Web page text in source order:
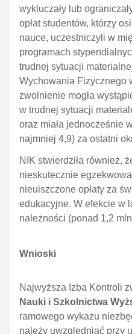
wykluczały lub
opłat studentów, którzy
nauce, uczestniczyli w
programach
trudnej sytuacji
Wychowania Fizycznego
zwolnienie mogła
w trudnej sytuacji
oraz miała jednocześnie
najmniej 4,9) za ostatni
NIK stwierdziła również,
nieskutecznie
nieuiszczone opłaty za
edukacyjne. W efekcie w
należności (ponad 1,2
Wnioski
Najwyższa Izba Kontroli
Nauki i Szkolnictwa
ramowego wykazu
należy uwzględniać przy